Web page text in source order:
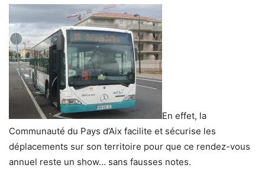
En effet, la
Communauté du Pays d’Aix facilite et sécurise les
déplacements sur son territoire pour que ce rendez-vous
annuel reste un show… sans fausses notes.